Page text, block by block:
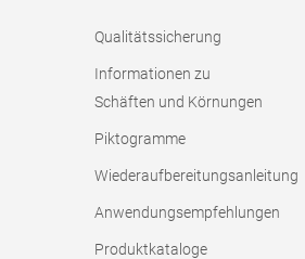
Qualitätssicherung
Informationen zu
Schäften und Körnungen
Piktogramme
Wiederaufbereitungsanleitung
Anwendungsempfehlungen
Produktkataloge